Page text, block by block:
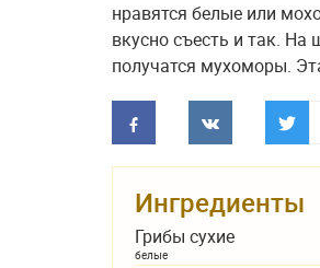
нравятся белые или
вкусно съесть и так.
получатся мухоморы.
Ингредиенты
Грибы сухие
белые